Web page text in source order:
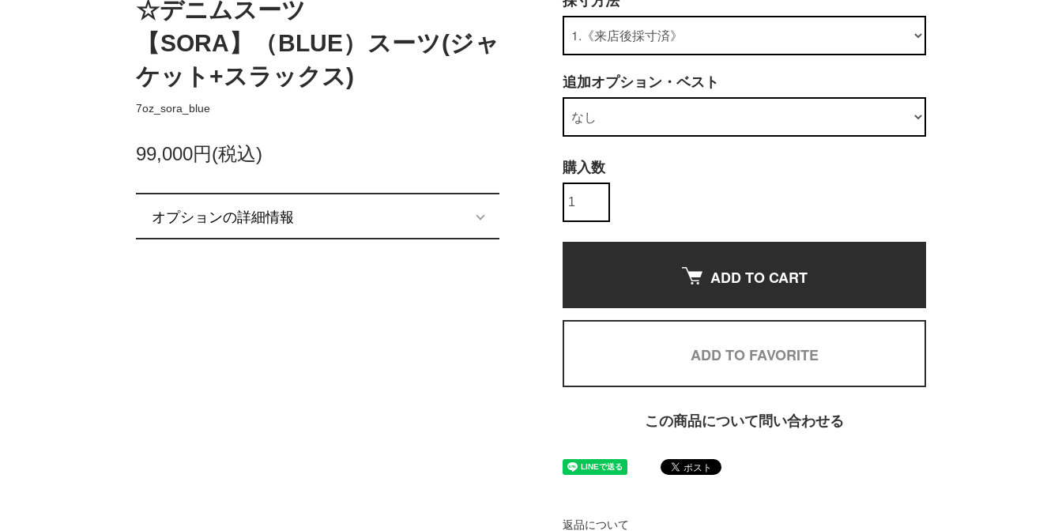
☆デニムスーツ
【SORA】（BLUE）スーツ(ジャ
ケット+スラックス)
7oz_sora_blue
99,000円(税込)
オプションの詳細情報
追加オプション・ベスト
購入数
ADD TO CART
ADD TO FAVORITE
この商品について問い合わせる
返品について